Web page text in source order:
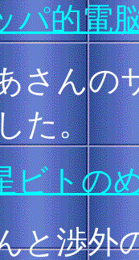
パ的電
んの
た。
ビトの
渉外